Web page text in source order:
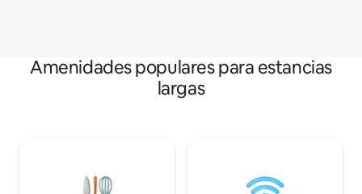
Amenidades populares para estancias
largas